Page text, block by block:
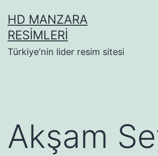
geçHD MANZARA
RESIMLERI
Türkiye'nin lider resim sitesi
Akşam